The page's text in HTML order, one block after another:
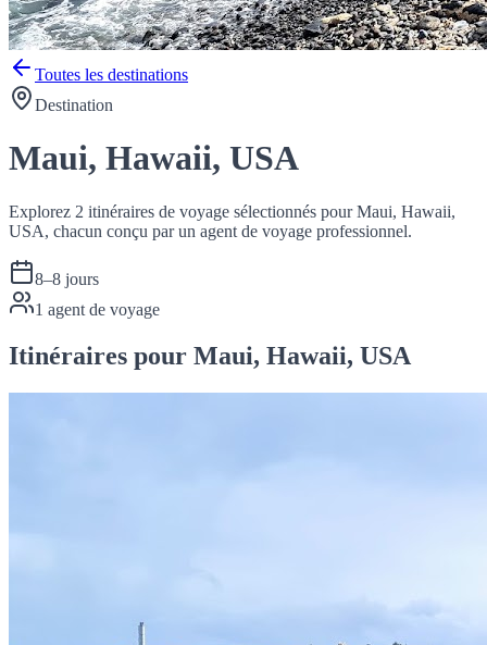
Toutes les destinations
Destination
Maui, Hawaii, USA
Explorez 2 itinéraires de voyage sélectionnés pour Maui, Hawaii,
USA, chacun conçu par un agent de voyage professionnel.
8–8 jours
1 agent de voyage
Itinéraires pour Maui, Hawaii, USA